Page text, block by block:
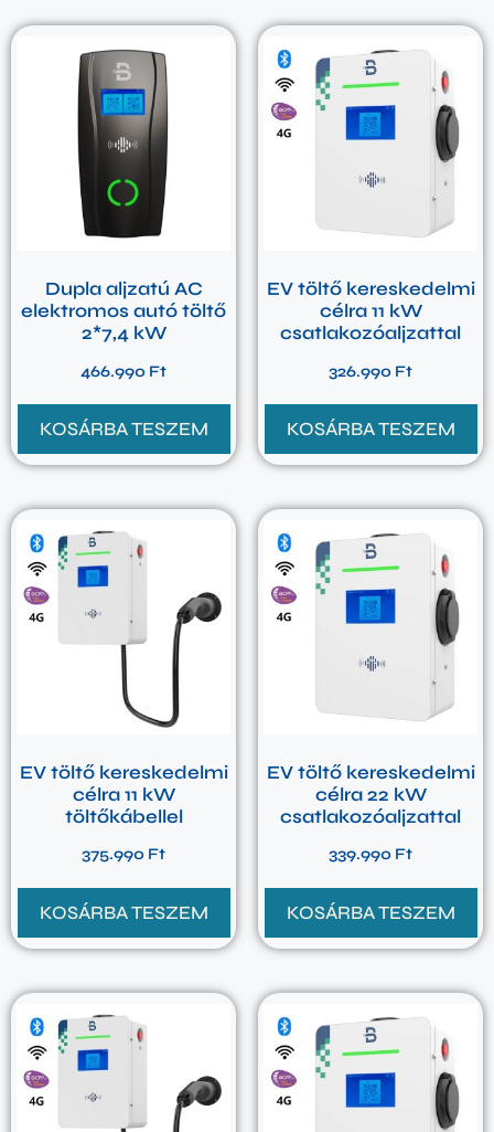
Dupla aljzatú AC
elektromos autó töltő
2*7,4 kW
466.990 Ft
KOSÁRBA TESZEM
EV töltő kereskedelmi
célra 11 kW
csatlakozóaljzattal
326.990 Ft
KOSÁRBA TESZEM
EV töltő kereskedelmi
célra 11 kW
töltőkábellel
375.990 Ft
KOSÁRBA TESZEM
EV töltő kereskedelmi
célra 22 kW
csatlakozóaljzattal
339.990 Ft
KOSÁRBA TESZEM